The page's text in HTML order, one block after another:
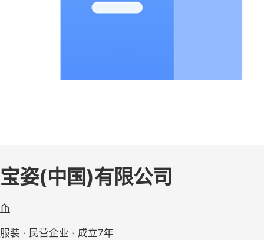
宝姿(中国)有限公司
服装 · 民营企业 · 成立7年